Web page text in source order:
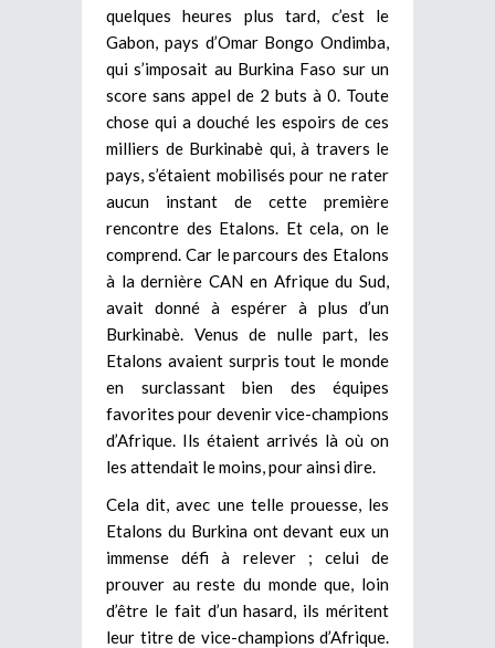
quelques heures plus tard, c’est le
Gabon, pays d’Omar Bongo Ondimba,
qui s’imposait au Burkina Faso sur un
score sans appel de 2 buts à 0. Toute
chose qui a douché les espoirs de ces
milliers de Burkinabè qui, à travers le
pays, s’étaient mobilisés pour ne rater
aucun instant de cette première
rencontre des Etalons. Et cela, on le
comprend. Car le parcours des Etalons
à la dernière CAN en Afrique du Sud,
avait donné à espérer à plus d’un
Burkinabè. Venus de nulle part, les
Etalons avaient surpris tout le monde
en surclassant bien des équipes
favorites pour devenir vice-champions
d’Afrique. Ils étaient arrivés là où on
les attendait le moins, pour ainsi dire.
Cela dit, avec une telle prouesse, les
Etalons du Burkina ont devant eux un
immense défi à relever ; celui de
prouver au reste du monde que, loin
d’être le fait d’un hasard, ils méritent
leur titre de vice-champions d’Afrique.